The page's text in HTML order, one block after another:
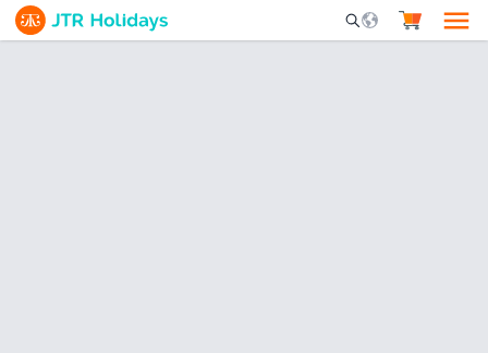
Mobile Search